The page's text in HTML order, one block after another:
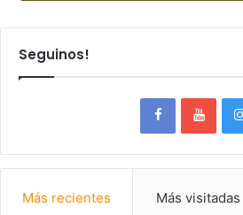
Seguinos!
Más recientes Más visitadas